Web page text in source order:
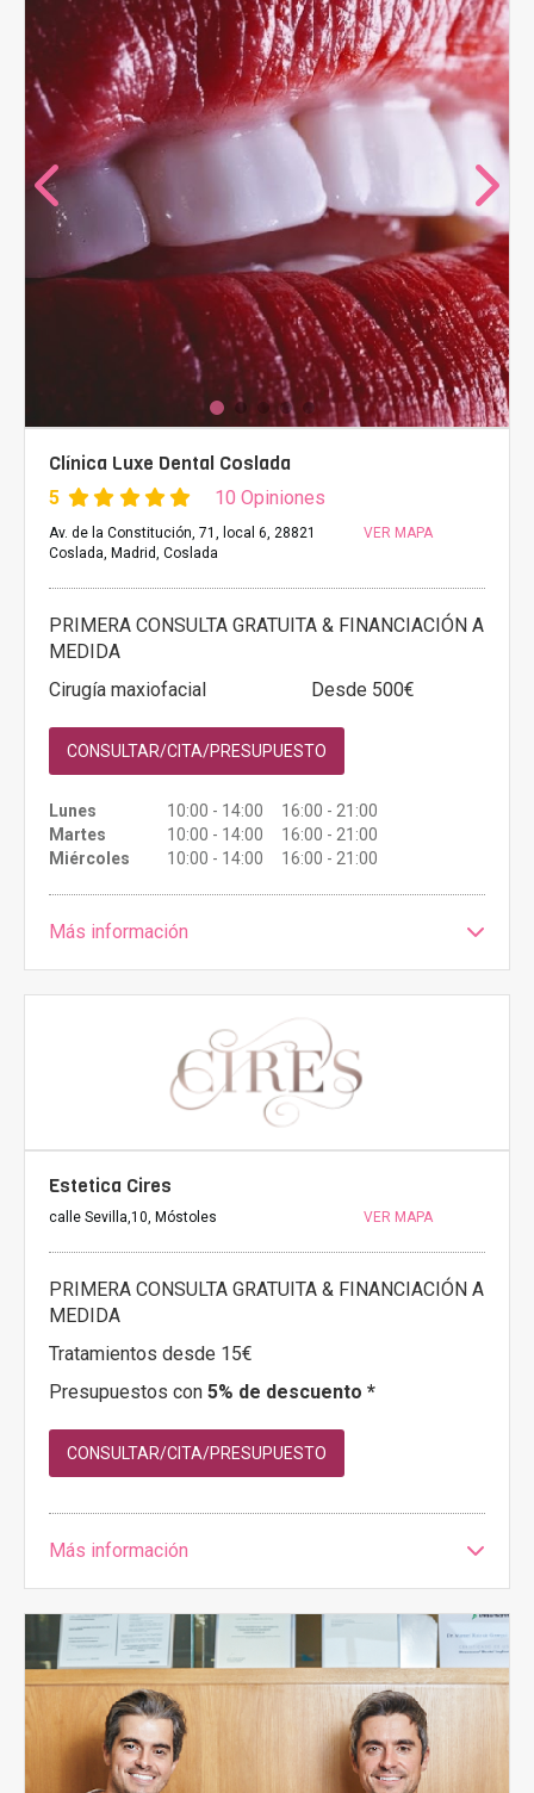
Clínica Luxe Dental Coslada
5 10 Opiniones
Av. de la Constitución, 71, local 6, 28821
Coslada, Madrid, Coslada
VER MAPA
PRIMERA CONSULTA GRATUITA & FINANCIACIÓN A
MEDIDA
Cirugía maxiofacial
Desde 500€
CONSULTAR/CITA/PRESUPUESTO
Lunes
10:00 - 14:00 16:00 - 21:00
Martes
10:00 - 14:00 16:00 - 21:00
Miércoles
10:00 - 14:00 16:00 - 21:00
Más información
Estetica Cires
calle Sevilla,10, Móstoles VER MAPA
PRIMERA CONSULTA GRATUITA & FINANCIACIÓN A
MEDIDA
Tratamientos desde 15€
Presupuestos con 5% de descuento *
CONSULTAR/CITA/PRESUPUESTO
Más información